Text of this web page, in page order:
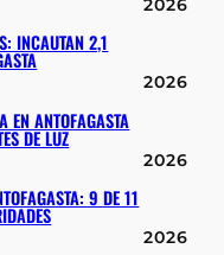
2026
INCAUTAN 2,1
2026
EN ANTOFAGASTA
DE LUZ
2026
9 DE 11
2026